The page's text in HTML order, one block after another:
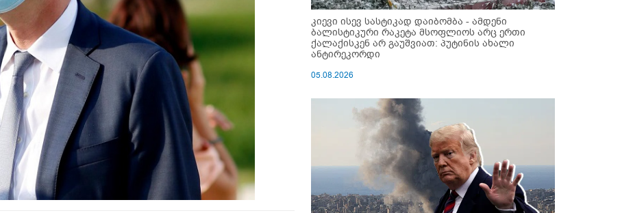
კიევი ისევ სასტიკად დაიბომბა - ამდენი
ბალისტიკური რაკეტა მსოფლიოს არც ერთი
ქალაქისკენ არ გაუშვიათ: პუტინის ახალი
ანტირეკორდი
05.08.2026